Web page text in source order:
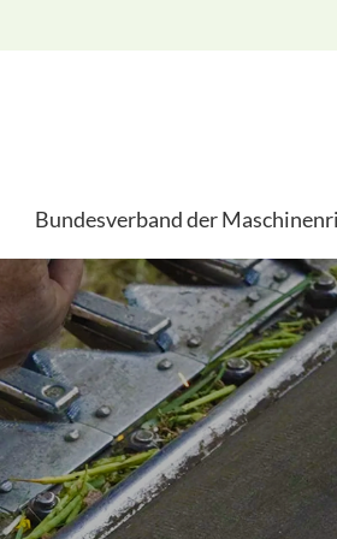
Bundesverband der